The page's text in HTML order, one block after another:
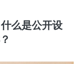
么是公开设